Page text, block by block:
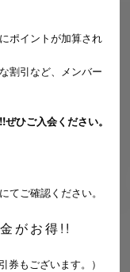
ポイントが加算され
割引など、メンバー
ひご入会ください。
てご確認ください。
がお得!!
券もございます。）